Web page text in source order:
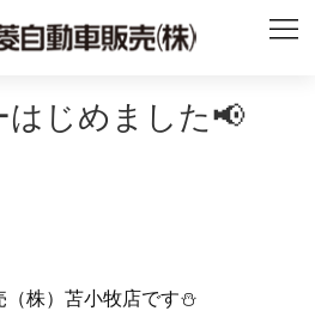
はじめました📢
株）苫小牧店です⛄️